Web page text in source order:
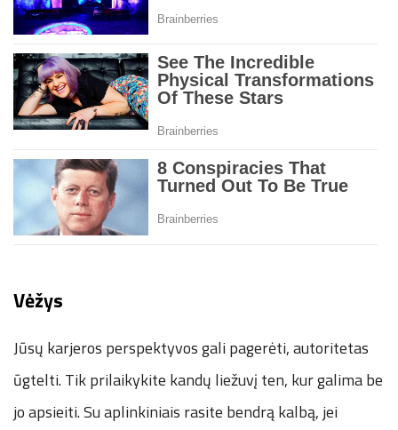
Vėžys
Jūsų karjeros perspektyvos gali pagerėti, autoritetas
ūgtelti. Tik prilaikykite kandų liežuvį ten, kur galima be
jo apsieiti. Su aplinkiniais rasite bendrą kalbą, jei